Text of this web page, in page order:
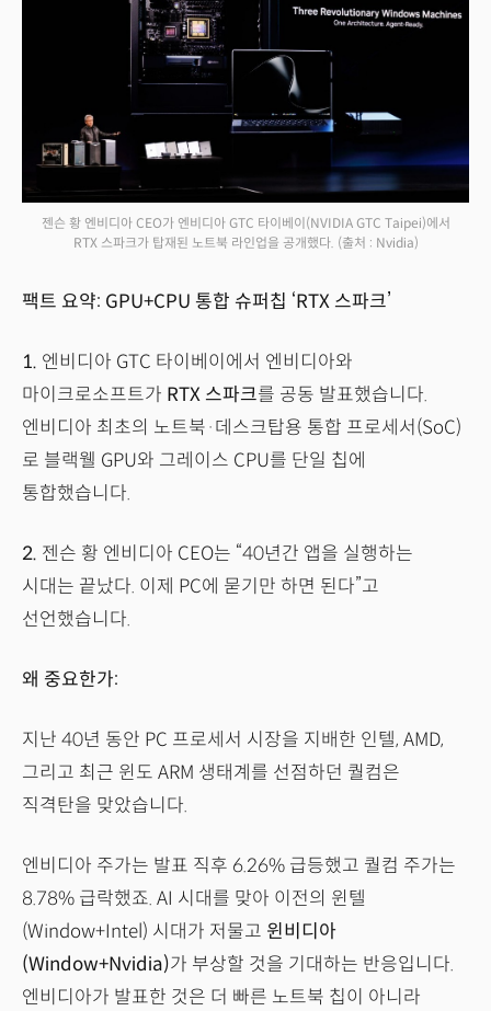
젠슨 황 엔비디아 CEO가 엔비디아 GTC 타이베이(NVIDIA GTC Taipei)에서
RTX 스파크가 탑재된 노트북 라인업을 공개했다. (출처 : Nvidia)
팩트 요약: GPU+CPU 통합 슈퍼칩 ‘RTX 스파크’
1. 엔비디아 GTC 타이베이에서 엔비디아와
마이크로소프트가 RTX 스파크를 공동 발표했습니다.
엔비디아 최초의 노트북·데스크탑용 통합 프로세서(SoC)
로 블랙웰 GPU와 그레이스 CPU를 단일 칩에
통합했습니다.
2. 젠슨 황 엔비디아 CEO는 “40년간 앱을 실행하는
시대는 끝났다. 이제 PC에 묻기만 하면 된다”고
선언했습니다.
왜 중요한가:
지난 40년 동안 PC 프로세서 시장을 지배한 인텔, AMD,
그리고 최근 윈도 ARM 생태계를 선점하던 퀄컴은
직격탄을 맞았습니다.
엔비디아 주가는 발표 직후 6.26% 급등했고 퀄컴 주가는
8.78% 급락했죠. AI 시대를 맞아 이전의 윈텔
(Window+Intel) 시대가 저물고 윈비디아
(Window+Nvidia)가 부상할 것을 기대하는 반응입니다.
엔비디아가 발표한 것은 더 빠른 노트북 칩이 아니라